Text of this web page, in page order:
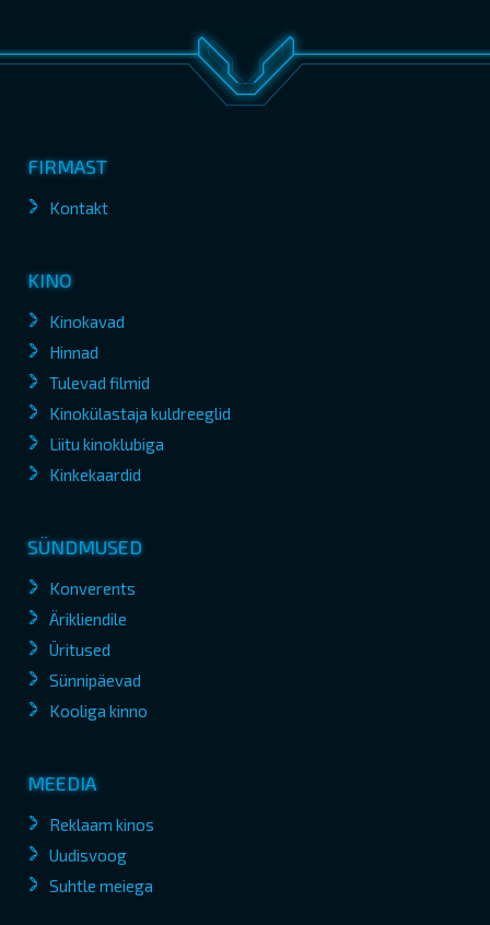
FIRMAST
Kontakt
KINO
Kinokavad
Hinnad
Tulevad filmid
Kinokülastaja kuldreeglid
Liitu kinoklubiga
Kinkekaardid
SÜNDMUSED
Konverents
Ärikliendile
Üritused
Sünnipäevad
Kooliga kinno
MEEDIA
Reklaam kinos
Uudisvoog
Suhtle meiega